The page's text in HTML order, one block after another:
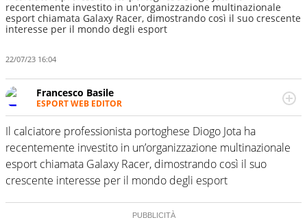
recentemente investito in un'organizzazione multinazionale
esport chiamata Galaxy Racer, dimostrando così il suo crescente
interesse per il mondo degli esport
22/07/23 16:04
Francesco Basile
ESPORT WEB EDITOR
Nato con i videogame, è già un superesperto di eSports.
Ha fatto nascere diverse iniziative di settore e sa tutto,
ma veramente tutto, di quello che ruota dentro e intorno
al mondo dello sport virtuale. Per Virgilio Sport
approfondisce e racconta l’eSport a 360 gradi con
l’esperienza di un giovanissimo veterano.
Il calciatore professionista portoghese Diogo Jota ha
recentemente investito in un’organizzazione multinazionale
esport chiamata Galaxy Racer, dimostrando così il suo
crescente interesse per il mondo degli esport